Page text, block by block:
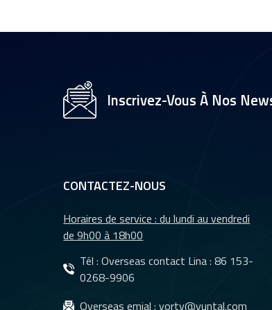
objectifs 35 mm YT-
résolution 4K
nocturne pour
Objectifs DMS et
CMS pour système
de caméra de
surveillance de
Objectifs
Inscrivez-Vous À Nos
CONTACTEZ-NOUS
Horaires de service : du lundi au vendredi
de 9h00 à 18h00
Tél : Overseas contact Lina :86 153-
0268-9906
Overseas emial :yorty@yuntal.com